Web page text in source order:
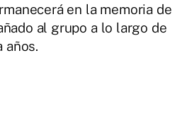
en la memoria de
al grupo a lo largo de
años.